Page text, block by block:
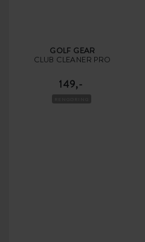
GOLF GEAR
CLUB CLEANER PRO
149,-